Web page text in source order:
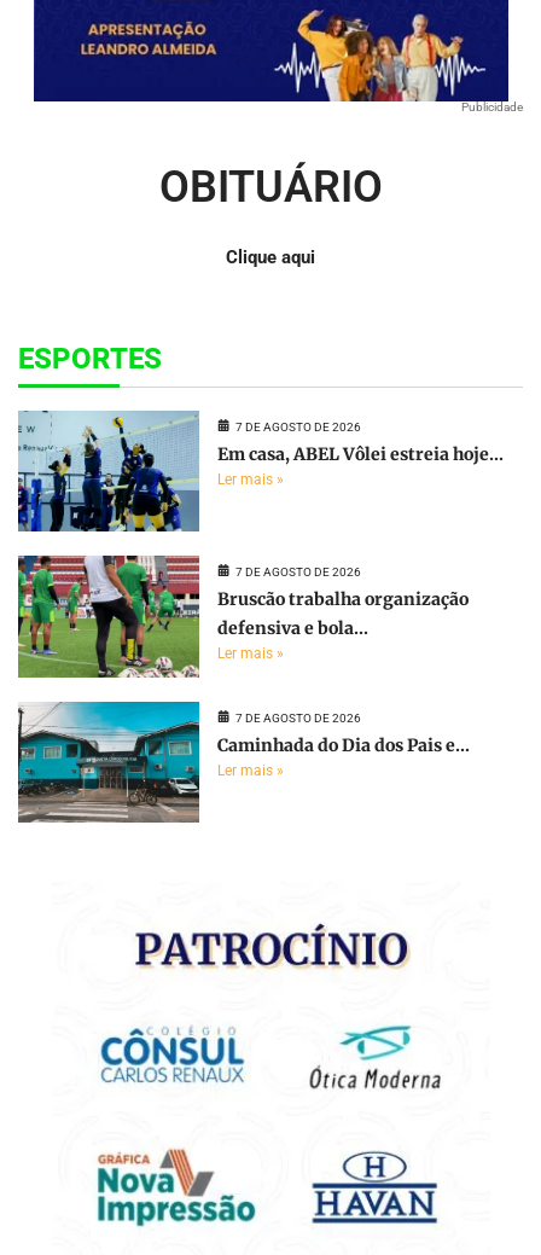
Publicidade
OBITUÁRIO
Clique aqui
ESPORTES
7 DE AGOSTO DE 2026
Em casa, ABEL Vôlei estreia hoje...
Ler mais »
7 DE AGOSTO DE 2026
Bruscão trabalha organização
defensiva e bola...
Ler mais »
7 DE AGOSTO DE 2026
Caminhada do Dia dos Pais e...
Ler mais »